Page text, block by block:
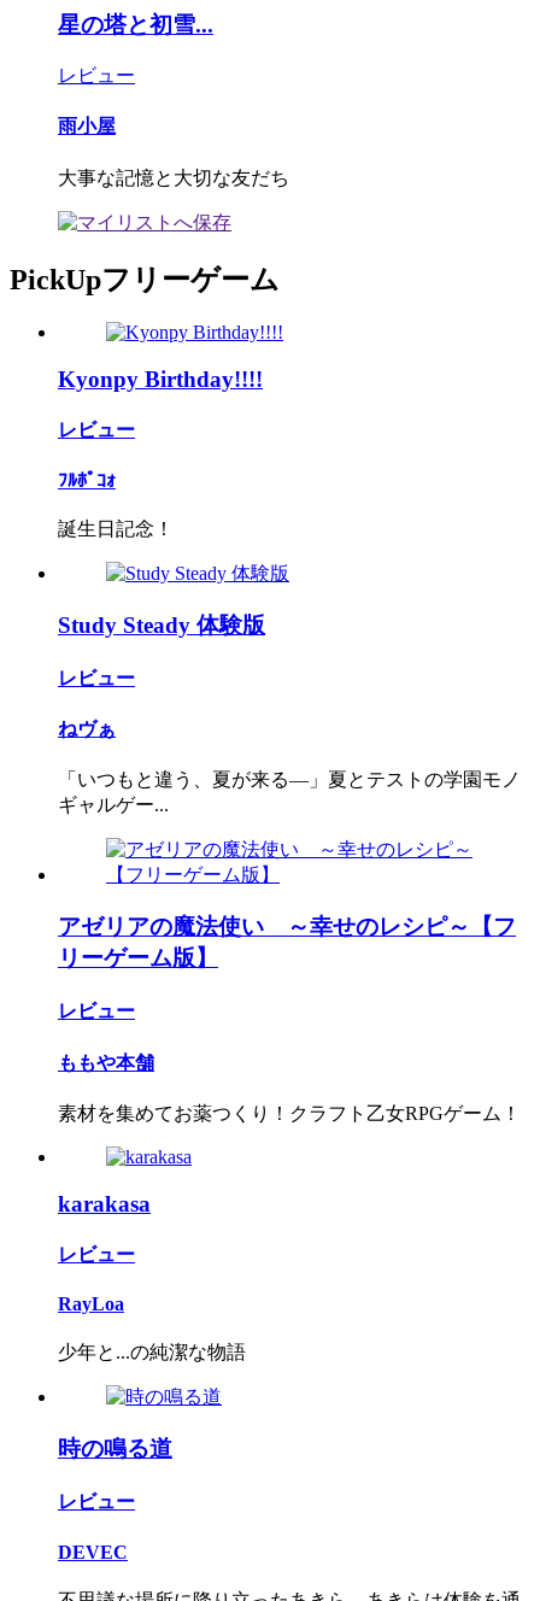
星の塔と初雪...
レビュー
雨小屋
大事な記憶と大切な友だち
PickUpフリーゲーム
Kyonpy Birthday!!!!
レビュー
ﾌﾙﾎﾟｺｫ
誕生日記念！
Study Steady 体験版
レビュー
ねヴぁ
「いつもと違う、夏が来る―」夏とテストの学園モノ
ギャルゲー...
アゼリアの魔法使い ～幸せのレシピ～【フ
リーゲーム版】
レビュー
ももや本舗
素材を集めてお薬つくり！クラフト乙女RPGゲーム！
karakasa
レビュー
RayLoa
少年と...の純潔な物語
時の鳴る道
レビュー
DEVEC